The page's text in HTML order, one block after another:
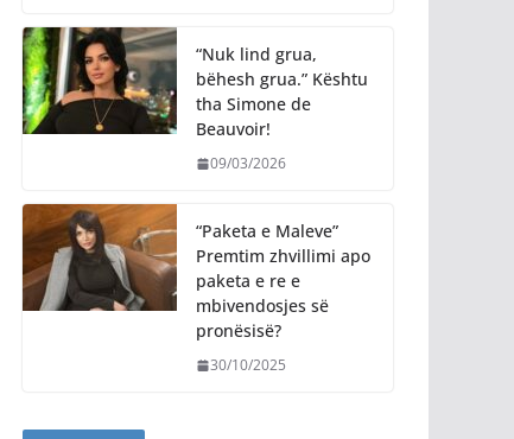
“Nuk lind grua,
bëhesh grua.” Kështu
tha Simone de
Beauvoir!
09/03/2026
“Paketa e Maleve”
Premtim zhvillimi apo
paketa e re e
mbivendosjes së
pronësisë?
30/10/2025